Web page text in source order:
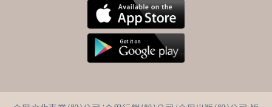
下一則 ＋